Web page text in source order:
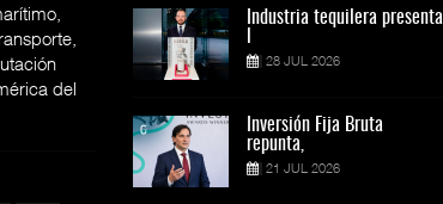
del
presenta
Industria tequilera presenta
28 JUL 2026
Inversión Fija Bruta
repunta,
21 JUL 2026
Cyber
MG GO! y MG Cyber
21 JUL 2026
De fabricante de autos a
prove
21 JUL 2026